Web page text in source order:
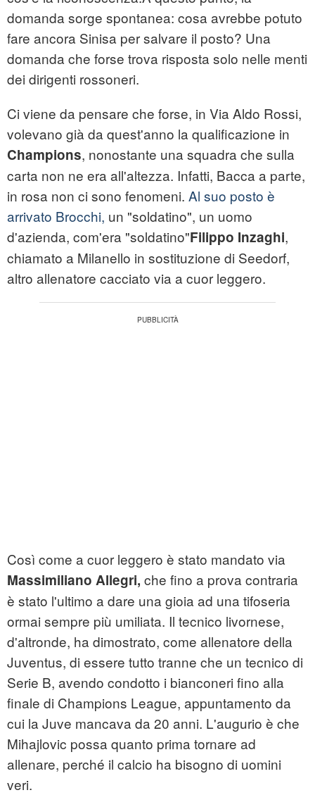
domanda sorge spontanea: cosa avrebbe potuto
fare ancora Sinisa per salvare il posto? Una
domanda che forse trova risposta solo nelle menti
dei dirigenti rossoneri.
Ci viene da pensare che forse, in Via Aldo Rossi,
volevano già da quest'anno la qualificazione in
Champions, nonostante una squadra che sulla
carta non ne era all'altezza. Infatti, Bacca a parte,
in rosa non ci sono fenomeni. Al suo posto è
arrivato Brocchi, un "soldatino", un uomo
d'azienda, com'era "soldatino"Filippo Inzaghi,
chiamato a Milanello in sostituzione di Seedorf,
altro allenatore cacciato via a cuor leggero.
Così come a cuor leggero è stato mandato via
Massimiliano Allegri, che fino a prova contraria
è stato l'ultimo a dare una gioia ad una tifoseria
ormai sempre più umiliata. Il tecnico livornese,
d'altronde, ha dimostrato, come allenatore della
Juventus, di essere tutto tranne che un tecnico di
Serie B, avendo condotto i bianconeri fino alla
finale di Champions League, appuntamento da
cui la Juve mancava da 20 anni. L'augurio è che
Mihajlovic possa quanto prima tornare ad
allenare, perché il calcio ha bisogno di uomini
veri.